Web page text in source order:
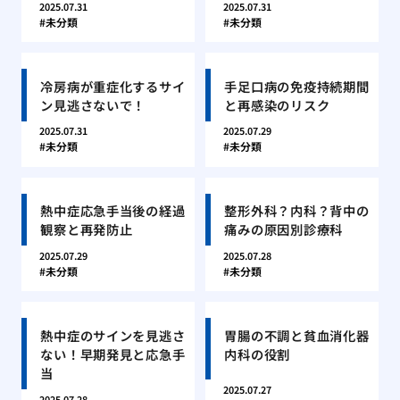
2025.07.31
未分類
2025.07.31
未分類
冷房病が重症化するサイ
ン見逃さないで！
2025.07.31
未分類
手足口病の免疫持続期間
と再感染のリスク
2025.07.29
未分類
熱中症応急手当後の経過
観察と再発防止
2025.07.29
未分類
整形外科？内科？背中の
痛みの原因別診療科
2025.07.28
未分類
熱中症のサインを見逃さ
ない！早期発見と応急手
当
胃腸の不調と貧血消化器
内科の役割
2025.07.27